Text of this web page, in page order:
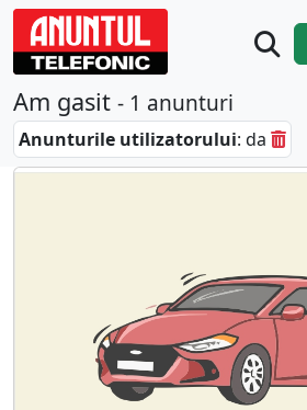
Am gasit - 1 anunturi
Anunturile utilizatorului: da